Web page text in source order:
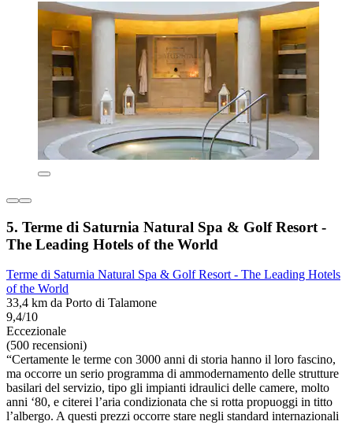
5. Terme di Saturnia Natural Spa & Golf Resort -
The Leading Hotels of the World
Terme di Saturnia Natural Spa & Golf Resort - The Leading Hotels
of the World
33,4 km da Porto di Talamone
9,4/10
Eccezionale
(500 recensioni)
“Certamente le terme con 3000 anni di storia hanno il loro fascino,
ma occorre un serio programma di ammodernamento delle strutture
basilari del servizio, tipo gli impianti idraulici delle camere, molto
anni ‘80, e citerei l’aria condizionata che si rotta propuoggi in titto
l’albergo. A questi prezzi occorre stare negli standard internazionali